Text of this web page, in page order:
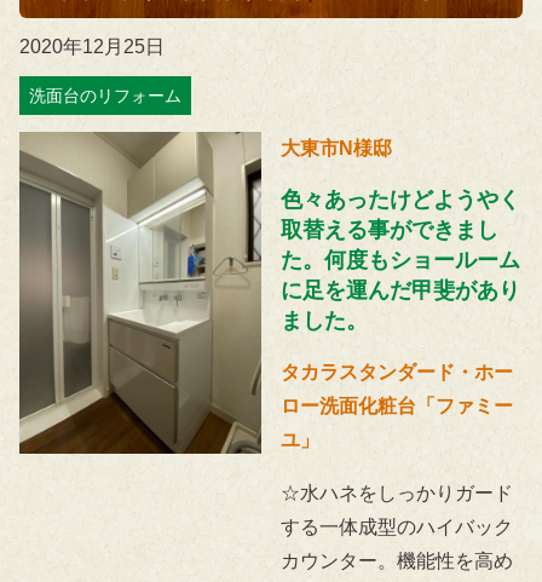
2020年12月25日
洗面台のリフォーム
大東市N様邸
色々あったけどようやく
取替える事ができまし
た。何度もショールーム
に足を運んだ甲斐があり
ました。
タカラスタンダード・ホー
ロー洗面化粧台「ファミー
ユ」
☆水ハネをしっかりガード
する一体成型のハイバック
カウンター。機能性を高め